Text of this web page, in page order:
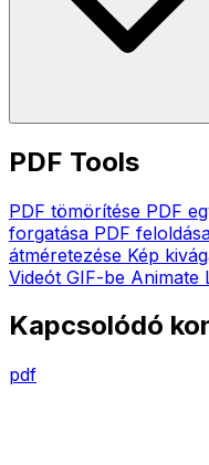
PDF Tools
PDF tömörítése PDF
forgatása PDF
átméretezése Kép
Videót GIF-be Animate
Kapcsolódó
pdf